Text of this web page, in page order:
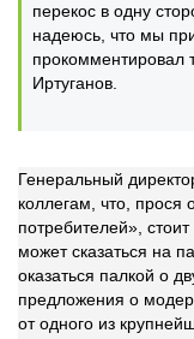
перекос в одну
надеюсь, что мы
прокомментировал
Иртуганов.
Генеральный
коллегам, что, прося
потребителей»,
может сказаться на
оказаться палкой о
предложения о
от одного из